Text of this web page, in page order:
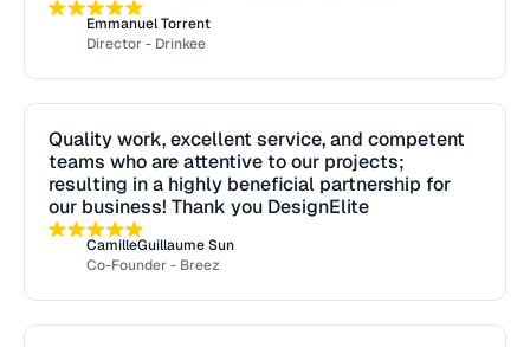
Emmanuel Torrent
Director - Drinkee
Quality work, excellent service, and competent
teams who are attentive to our projects;
resulting in a highly beneficial partnership for
our business! Thank you DesignElite
CamilleGuillaume Sun
Co-Founder - Breez